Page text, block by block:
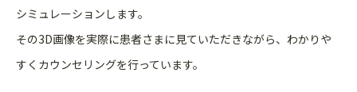
シミュレーションします。
その3D画像を実際に患者さまに見ていただきながら、わかりや
すくカウンセリングを行っています。